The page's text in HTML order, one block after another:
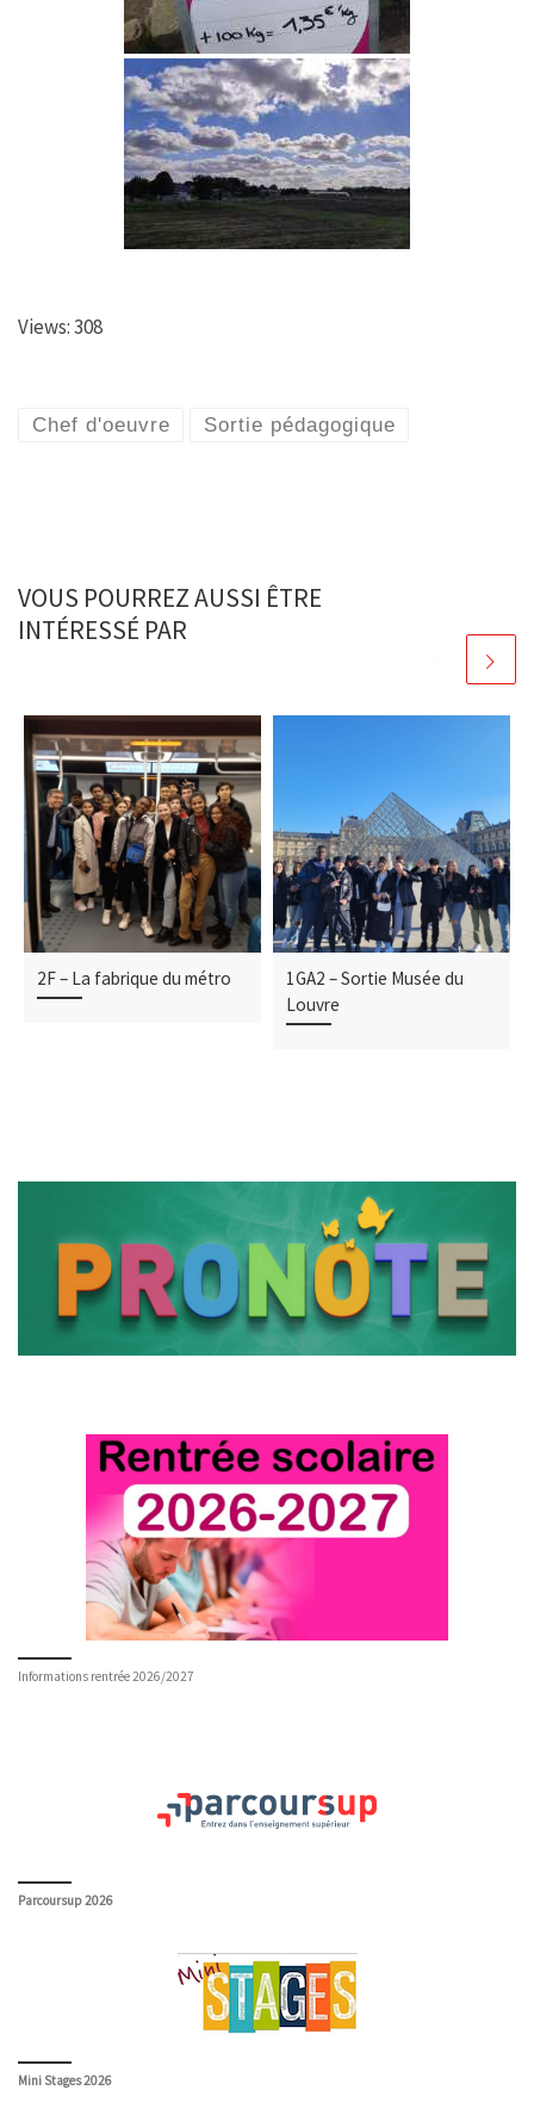
Views: 308
Chef d'oeuvre Sortie pédagogique
VOUS POURREZ AUSSI ÊTRE
INTÉRESSÉ PAR
2F – La fabrique du métro
1GA2 – Sortie Musée du
Louvre
Informations rentrée 2026/2027
Parcoursup 2026
Mini Stages 2026